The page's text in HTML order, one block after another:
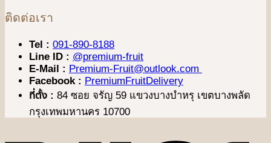
ติดต่อเรา
Tel : 091-890-8188
Line ID : @premium-fruit
E-Mail : Premium-Fruit@outlook.com
Facebook : PremiumFruitDelivery
ที่ตั้ง : 84 ซอย จรัญ 59 แขวงบางบำหรุ เขตบางพลัด
กรุงเทพมหานคร 10700